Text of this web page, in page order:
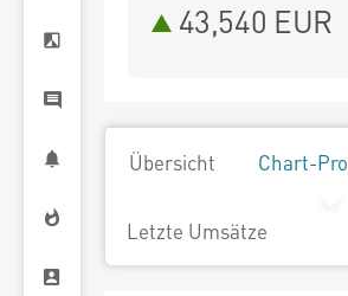
43,540 EUR
Übersicht Chart-Pro
Letzte Umsätze